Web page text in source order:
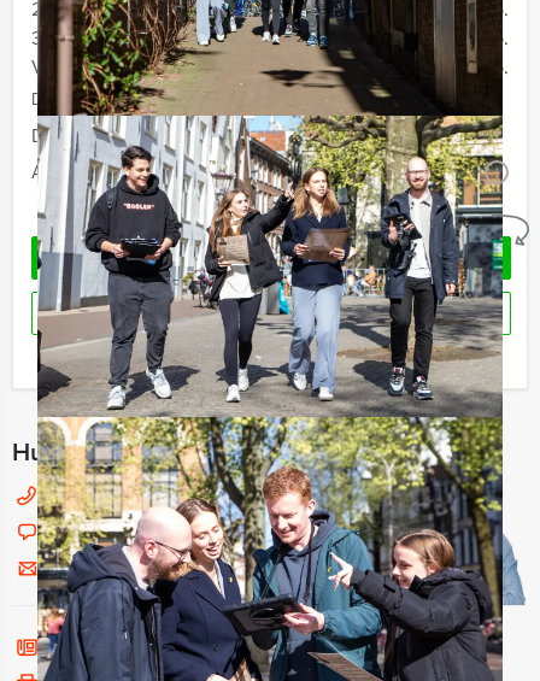
20 - 29 personen
€ 32,50 p.p.
30 - 39 personen
€ 29,50 p.p.
Vanaf 40 personen
€ 27,50 p.p.
De prijzen zijn exclusief BTW
Duur:
2 uur en 30 minuten
Aantal:
Minimaal 12 personen i
Geheel vrijblijvend
OFFERTE AANVRAGEN
RESERVEREN
Ik heb een vraag over dit uitje
Hulp nodig bij het kiezen?
033 711 43 64
Chat met Jeroen
Stuur ons een mailtje
Bel mij terug